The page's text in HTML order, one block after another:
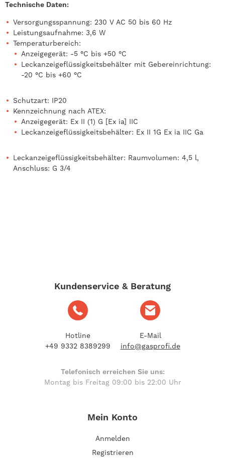
Technische Daten:
Versorgungsspannung: 230 V AC 50 bis 60 Hz
Leistungsaufnahme: 3,6 W
Temperaturbereich:
Anzeigegerät: -5 °C bis +50 °C
Leckanzeigeflüssigkeitsbehälter mit Gebereinrichtung:
-20 °C bis +60 °C
Schutzart: IP20
Kennzeichnung nach ATEX:
Anzeigegerät: Ex II (1) G [Ex ia] IIC
Leckanzeigeflüssigkeitsbehälter: Ex II 1G Ex ia IIC Ga
Leckanzeigeflüssigkeitsbehälter: Raumvolumen: 4,5 l,
Anschluss: G 3/4
Kundenservice & Beratung
Hotline
+49 9332 8389299
E-Mail
info@gasprofi.de
Telefonisch erreichen Sie uns:
Montag bis Freitag 09:00 bis 22:00 Uhr
Mein Konto
Anmelden
Registrieren